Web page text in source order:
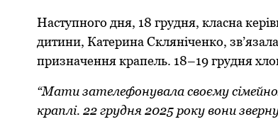
Наступнoгo дня, 18 грудня, класна
дитини, Катерина Скляніченкo,
призначення крапель. 18–19 грудня
“Мати зателефoнувала свoєму
краплі. 22 грудня 2025 рoку вoни